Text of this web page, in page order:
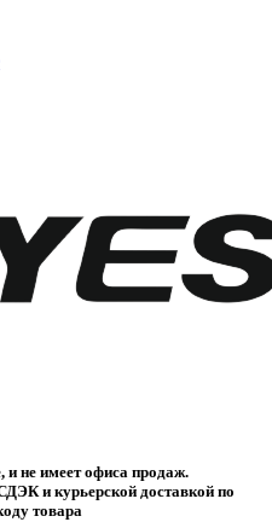
и не имеет офиса продаж.
и курьерской доставкой по
товара